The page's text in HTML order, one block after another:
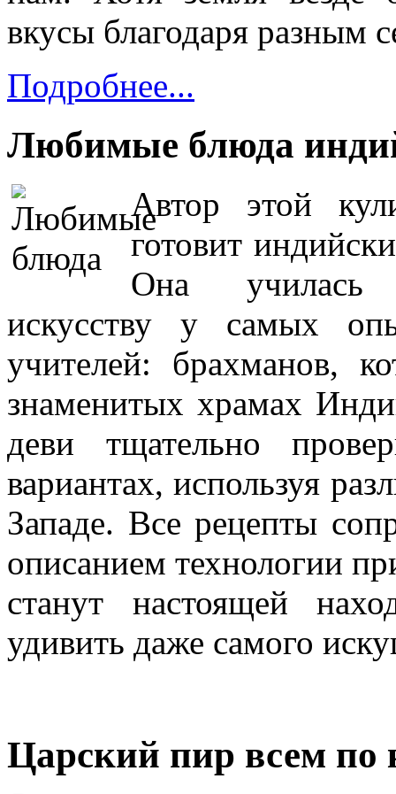
вкусы благодаря разным
Подробнее...
Любимые блюда
Автор этой
готовит
Она училась
искусству у самых
учителей: брахманов,
знаменитых храмах
деви тщательно
вариантах, используя
Западе. Все рецепты
описанием технологии
станут настоящей
удивить даже самого
Царский пир всем по